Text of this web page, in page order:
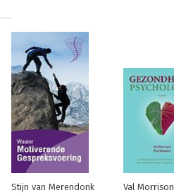
Stijn van Merendonk Val Morrison